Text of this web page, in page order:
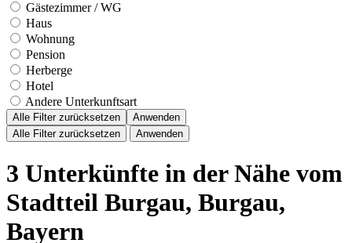
Gästezimmer / WG
Haus
Wohnung
Pension
Herberge
Hotel
Andere Unterkunftsart
Alle Filter zurücksetzen
Anwenden
Alle Filter zurücksetzen
Anwenden
3 Unterkünfte in der Nähe vom
Stadtteil Burgau, Burgau,
Bayern